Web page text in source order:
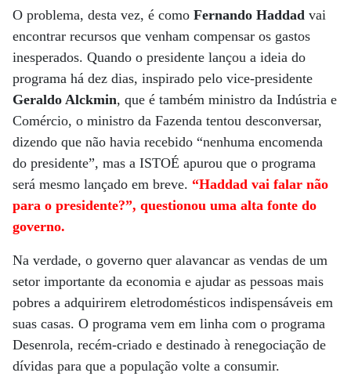
O problema, desta vez, é como Fernando Haddad vai
encontrar recursos que venham compensar os gastos
inesperados. Quando o presidente lançou a ideia do
programa há dez dias, inspirado pelo vice-presidente
Geraldo Alckmin, que é também ministro da Indústria e
Comércio, o ministro da Fazenda tentou desconversar,
dizendo que não havia recebido “nenhuma encomenda
do presidente”, mas a ISTOÉ apurou que o programa
será mesmo lançado em breve. “Haddad vai falar não
para o presidente?”, questionou uma alta fonte do
governo.
Na verdade, o governo quer alavancar as vendas de um
setor importante da economia e ajudar as pessoas mais
pobres a adquirirem eletrodomésticos indispensáveis em
suas casas. O programa vem em linha com o programa
Desenrola, recém-criado e destinado à renegociação de
dívidas para que a população volte a consumir.